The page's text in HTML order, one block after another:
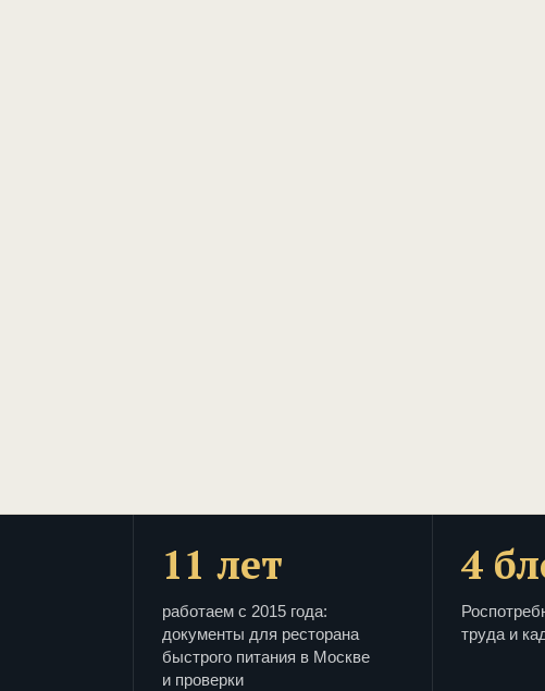
11 лет
работаем с 2015 года:
документы для ресторана
быстрого питания в Москве
и проверки
4
труда и